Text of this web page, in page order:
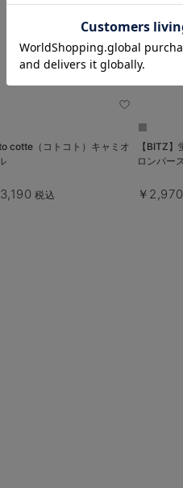
cotte（コトコト）キャミオ
税込
【BITZ
ロンパース
￥2,970
お気に入り